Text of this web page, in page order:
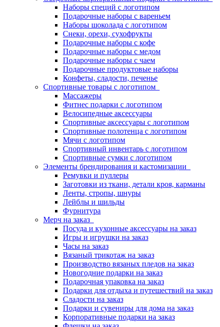
Наборы специй с логотипом
Подарочные наборы с вареньем
Наборы шоколада с логотипом
Снеки, орехи, сухофрукты
Подарочные наборы с кофе
Подарочные наборы с медом
Подарочные наборы с чаем
Подарочные продуктовые наборы
Конфеты, сладости, печенье
Спортивные товары с логотипом
Массажеры
Фитнес подарки с логотипом
Велосипедные аксессуары
Спортивные аксессуары с логотипом
Спортивные полотенца с логотипом
Мячи с логотипом
Спортивный инвентарь с логотипом
Спортивные сумки с логотипом
Элементы брендирования и кастомизации
Ремувки и пуллеры
Заготовки из ткани, детали кроя, карманы
Ленты, стропы, шнуры
Лейблы и шильды
Фурнитура
Мерч на заказ
Посуда и кухонные аксессуары на заказ
Игры и игрушки на заказ
Часы на заказ
Вязаный трикотаж на заказ
Производство вязаных пледов на заказ
Новогодние подарки на заказ
Подарочная упаковка на заказ
Подарки для отдыха и путешествий на заказ
Сладости на заказ
Подарки и сувениры для дома на заказ
Корпоративные подарки на заказ